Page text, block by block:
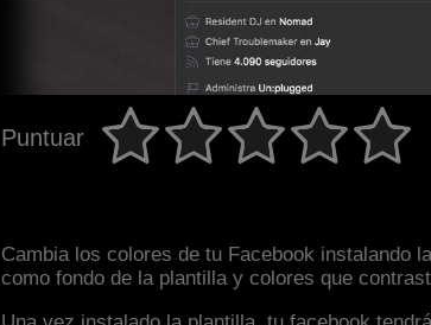
Puntuar
Cambia los colores de tu Facebook instalando
como fondo de la plantilla y colores que